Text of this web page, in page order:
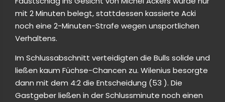
mit 2 Minuten belegt, stattdessen kassierte Acki
noch eine 2-Minuten-Strafe wegen unsportlichen
Verhaltens.
Im Schlussabschnitt verteidigten die Bulls solide und
ließen kaum Füchse-Chancen zu. Wilenius besorgte
dann mit dem 4:2 die Entscheidung (53 ). Die
Gastgeber ließen in der Schlussminute noch einen